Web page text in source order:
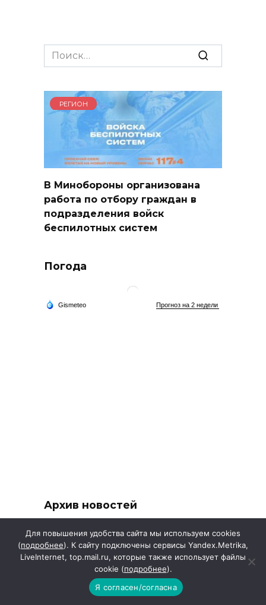
Search
for:
РЕГИОН
В Минобороны организована
работа по отбору граждан в
подразделения войск
беспилотных систем
Погода
Архив новостей
Пн Вт Ср Чт Пт Сб
Вс
1
2
3
4 5 6 7 8
9
12 13 14 15
19 20 21 22
Для повышения удобства сайта мы используем cookies
(подробнее). К сайту подключены сервисы Yandex.Metrika,
LiveInternet, top.mail.ru, которые также использует файлы
cookie (подробнее).
Я согласен/согласна